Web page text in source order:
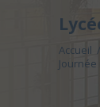
Accueil /